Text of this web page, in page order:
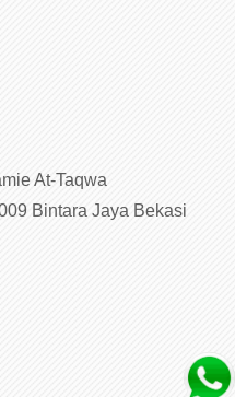
At-Taqwa
Bintara Jaya Bekasi